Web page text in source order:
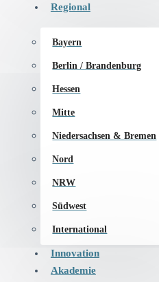
Regional
Bayern
Berlin / Brandenburg
Hessen
Mitte
Niedersachsen & Bremen
Nord
NRW
Südwest
International
Innovation
Akademie